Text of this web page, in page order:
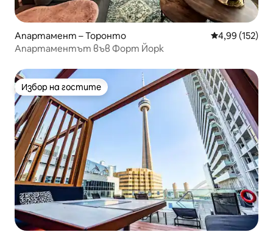
Апартамент – Торонто Средна
4,99 (152)
Апартаментът във Форт Йорк
Избор на гостите
Избор на гостите